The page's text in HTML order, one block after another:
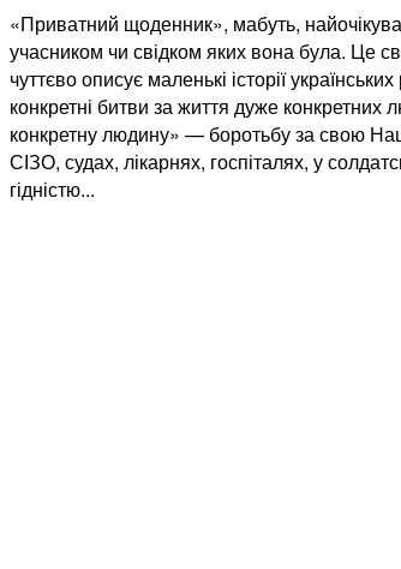
«Приватний щоденник», мабуть,
учасником чи свідком яких вона була. Це
чуттєво описує маленькі історії
конкретні битви за життя дуже
конкретну людину» — боротьбу за свою
СІЗО, судах, лікарнях, госпіталях, у
гідністю...